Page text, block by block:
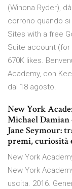
(Winona Ryder),
corrono quando
Sites with a free
Suite account (for
670K likes.
Academy, con
dal 18 agosto.
New York
Michael Damian
Jane Seymour:
premi, curiosità
New York
New York
uscita. 2016.